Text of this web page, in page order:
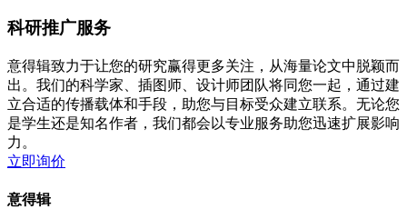
科研推广服务
意得辑致力于让您的研究赢得更多关注，从海量论文中脱颖而
出。我们的科学家、插图师、设计师团队将同您一起，通过建
立合适的传播载体和手段，助您与目标受众建立联系。无论您
是学生还是知名作者，我们都会以专业服务助您迅速扩展影响
力。
立即询价
意得辑